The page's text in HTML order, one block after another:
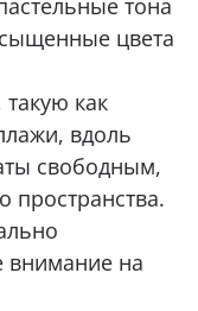
тона
цвета
как
вдоль
свободным,
пространства.
внимание на